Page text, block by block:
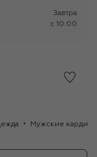
Завтра
c 10:00
Мужские